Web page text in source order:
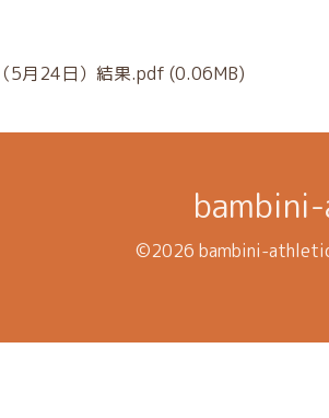
5月24日）結果.pdf (0.06MB)
©2026 bambini-